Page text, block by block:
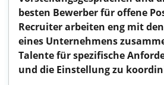
besten Bewerber für offene
Recruiter arbeiten eng mit
eines Unternehmens
Talente für spezifische
und die Einstellung zu